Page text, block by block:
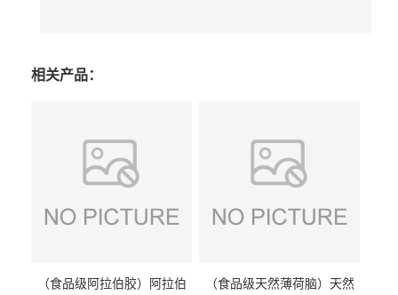
相关产品：
（食品级阿拉伯胶）阿拉伯
（食品级天然薄荷脑）天然